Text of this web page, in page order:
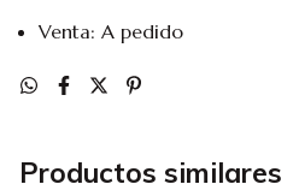
Venta: A pedido
Productos similares